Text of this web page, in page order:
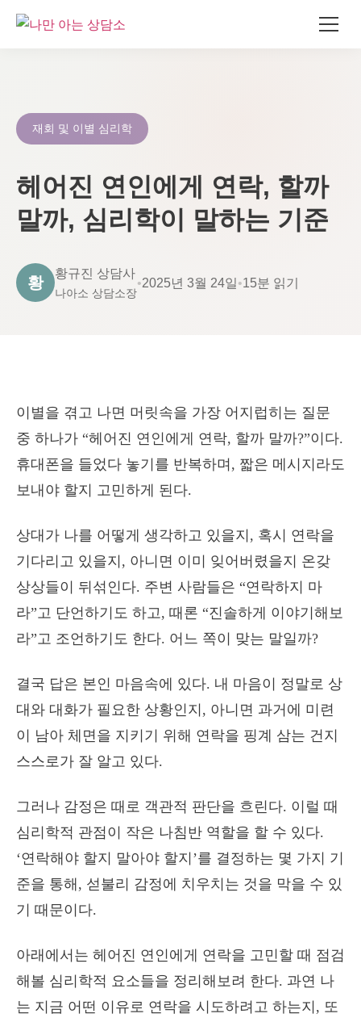
재회 및 이별 심리학
헤어진 연인에게 연락, 할까
말까, 심리학이 말하는 기준
황
황규진 상담사
나아소 상담소장
•2025년 3월 24일•15분 읽기
이별을 겪고 나면 머릿속을 가장 어지럽히는 질문
중 하나가 “헤어진 연인에게 연락, 할까 말까?”이다.
휴대폰을 들었다 놓기를 반복하며, 짧은 메시지라도
보내야 할지 고민하게 된다.
상대가 나를 어떻게 생각하고 있을지, 혹시 연락을
기다리고 있을지, 아니면 이미 잊어버렸을지 온갖
상상들이 뒤섞인다. 주변 사람들은 “연락하지 마
라”고 단언하기도 하고, 때론 “진솔하게 이야기해보
라”고 조언하기도 한다. 어느 쪽이 맞는 말일까?
결국 답은 본인 마음속에 있다. 내 마음이 정말로 상
대와 대화가 필요한 상황인지, 아니면 과거에 미련
이 남아 체면을 지키기 위해 연락을 핑계 삼는 건지
스스로가 잘 알고 있다.
그러나 감정은 때로 객관적 판단을 흐린다. 이럴 때
심리학적 관점이 작은 나침반 역할을 할 수 있다.
‘연락해야 할지 말아야 할지’를 결정하는 몇 가지 기
준을 통해, 섣불리 감정에 치우치는 것을 막을 수 있
기 때문이다.
아래에서는 헤어진 연인에게 연락을 고민할 때 점검
해볼 심리학적 요소들을 정리해보려 한다. 과연 나
는 지금 어떤 이유로 연락을 시도하려고 하는지, 또